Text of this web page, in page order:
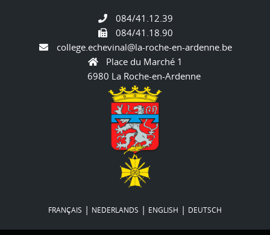
084/41.12.39
084/41.18.90
college.echevinal@la-roche-en-ardenne.be
Place du Marché 1
6980 La Roche-en-Ardenne
FRANÇAIS | NEDERLANDS | ENGLISH | DEUTSCH